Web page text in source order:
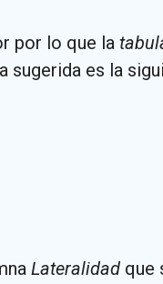
por lo que la
sugerida es la
Lateralidad que